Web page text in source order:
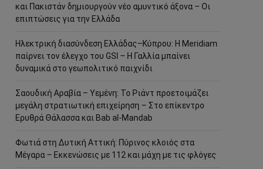
και Πακιστάν δημιουργούν νέο αμυντικό άξονα – Οι
επιπτώσεις για την Ελλάδα
Ηλεκτρική διασύνδεση Ελλάδας–Κύπρου: Η Meridiam
παίρνει τον έλεγχο του GSI – Η Γαλλία μπαίνει
δυναμικά στο γεωπολιτικό παιχνίδι
Σαουδική Αραβία – Υεμένη: Το Ριάντ προετοιμάζει
μεγάλη στρατιωτική επιχείρηση – Στο επίκεντρο
Ερυθρά Θάλασσα και Bab al-Mandab
Φωτιά στη Δυτική Αττική: Πύρινος κλοιός στα
Μέγαρα – Εκκενώσεις με 112 και μάχη με τις φλόγες